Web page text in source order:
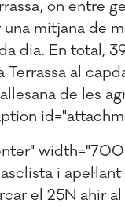
on entre
mitjana de
dia. En total,
Terrassa al
de les
i
el 25N ahir